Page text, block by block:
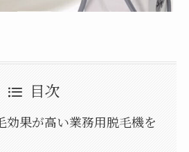
目次
効果が高い業務用脱毛機を